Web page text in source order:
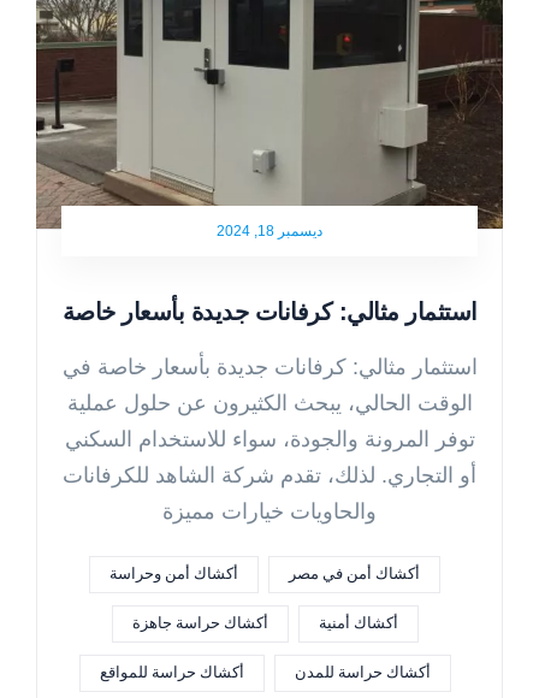
ديسمبر 18, 2024
استثمار مثالي: كرفانات جديدة بأسعار خاصة
استثمار مثالي: كرفانات جديدة بأسعار خاصة في
الوقت الحالي، يبحث الكثيرون عن حلول عملية
توفر المرونة والجودة، سواء للاستخدام السكني
أو التجاري. لذلك، تقدم شركة الشاهد للكرفانات
والحاويات خيارات مميزة
أكشاك أمن في مصر أكشاك أمن وحراسة
أكشاك أمنية أكشاك حراسة جاهزة
أكشاك حراسة للمدن أكشاك حراسة للمواقع